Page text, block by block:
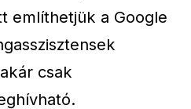
említhetjük a Google
csak